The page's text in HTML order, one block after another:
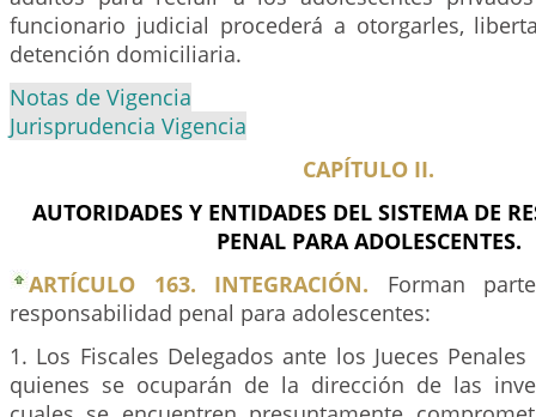
funcionario judicial procederá a otorgarles,
detención domiciliaria.
Notas de Vigencia
Jurisprudencia Vigencia
CAPÍTULO II.
AUTORIDADES Y ENTIDADES DEL SISTEMA DE
PENAL PARA ADOLESCENTES.
ARTÍCULO 163. INTEGRACIÓN. Forman
responsabilidad penal para adolescentes:
1. Los Fiscales Delegados ante los Jueces
quienes se ocuparán de la dirección de las